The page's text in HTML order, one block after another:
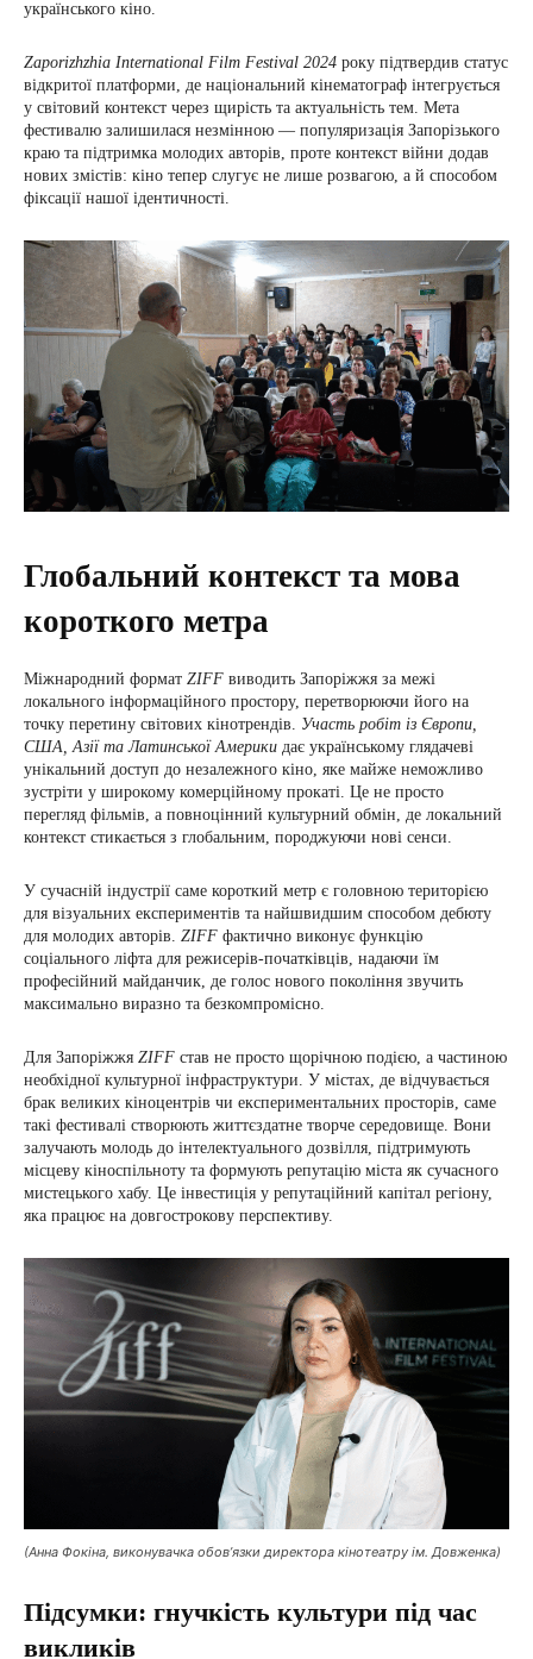
українського кіно.
Zaporizhzhia International Film Festival 2024 року підтвердив статус
відкритої платформи, де національний кінематограф інтегрується
у світовий контекст через щирість та актуальність тем. Мета
фестивалю залишилася незмінною — популяризація Запорізького
краю та підтримка молодих авторів, проте контекст війни додав
нових змістів: кіно тепер слугує не лише розвагою, а й способом
фіксації нашої ідентичності.
Глобальний контекст та мова
короткого метра
Міжнародний формат ZIFF виводить Запоріжжя за межі
локального інформаційного простору, перетворюючи його на
точку перетину світових кінотрендів. Участь робіт із Європи,
США, Азії та Латинської Америки дає українському глядачеві
унікальний доступ до незалежного кіно, яке майже неможливо
зустріти у широкому комерційному прокаті. Це не просто
перегляд фільмів, а повноцінний культурний обмін, де локальний
контекст стикається з глобальним, породжуючи нові сенси.
У сучасній індустрії саме короткий метр є головною територією
для візуальних експериментів та найшвидшим способом дебюту
для молодих авторів. ZIFF фактично виконує функцію
соціального ліфта для режисерів-початківців, надаючи їм
професійний майданчик, де голос нового покоління звучить
максимально виразно та безкомпромісно.
Для Запоріжжя ZIFF став не просто щорічною подією, а частиною
необхідної культурної інфраструктури. У містах, де відчувається
брак великих кіноцентрів чи експериментальних просторів, саме
такі фестивалі створюють життєздатне творче середовище. Вони
залучають молодь до інтелектуального дозвілля, підтримують
місцеву кіноспільноту та формують репутацію міста як сучасного
мистецького хабу. Це інвестиція у репутаційний капітал регіону,
яка працює на довгострокову перспективу.
(Анна Фокіна, виконувачка обов’язки директора кінотеатру ім. Довженка)
Підсумки: гнучкість культури під час
викликів